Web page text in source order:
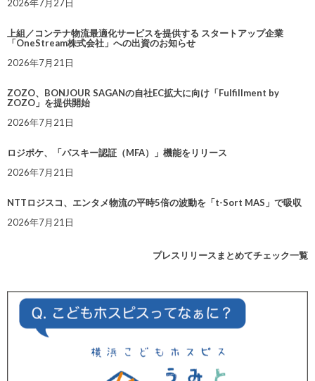
2026年7月27日
上組／コンテナ物流最適化サービスを提供する スタートアップ企業
「OneStream株式会社」への出資のお知らせ
2026年7月21日
ZOZO、BONJOUR SAGANの自社EC拡大に向け「Fulfillment by
ZOZO」を提供開始
2026年7月21日
ロジポケ、「パスキー認証（MFA）」機能をリリース
2026年7月21日
NTTロジスコ、エンタメ物流の平時5倍の波動を「t-Sort MAS」で吸収
2026年7月21日
プレスリリースまとめてチェック一覧